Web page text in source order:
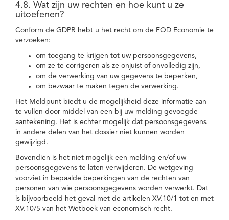
4.8. Wat zijn uw rechten en hoe kunt u ze
uitoefenen?
Conform de GDPR hebt u het recht om de FOD Economie te
verzoeken:
om toegang te krijgen tot uw persoonsgegevens,
om ze te corrigeren als ze onjuist of onvolledig zijn,
om de verwerking van uw gegevens te beperken,
om bezwaar te maken tegen de verwerking.
Het Meldpunt biedt u de mogelijkheid deze informatie aan
te vullen door middel van een bij uw melding gevoegde
aantekening. Het is echter mogelijk dat persoonsgegevens
in andere delen van het dossier niet kunnen worden
gewijzigd.
Bovendien is het niet mogelijk een melding en/of uw
persoonsgegevens te laten verwijderen. De wetgeving
voorziet in bepaalde beperkingen van de rechten van
personen van wie persoonsgegevens worden verwerkt. Dat
is bijvoorbeeld het geval met de artikelen XV.10/1 tot en met
XV.10/5 van het Wetboek van economisch recht.